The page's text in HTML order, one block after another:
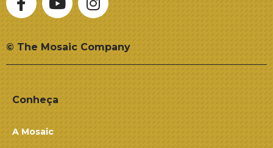
© The Mosaic Company
Conheça
A Mosaic